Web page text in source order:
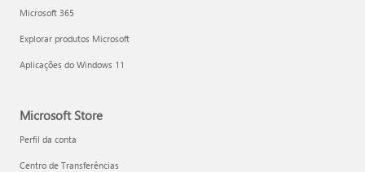
Microsoft 365
Explorar produtos Microsoft
Aplicações do Windows 11
Microsoft Store
Perfil da conta
Centro de Transferências